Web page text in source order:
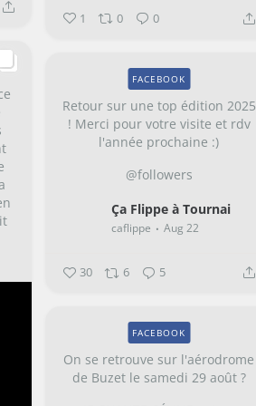
1 0 0
Retour sur une top édition 2025
! Merci pour votre visite et rdv
l'année prochaine :)
@followers
Ça Flippe à Tournai
caflippe Aug 22
FACEBOOK
30 6 5
On se retrouve sur l'aérodrome
de Buzet le samedi 29 août ?
FACEBOOK